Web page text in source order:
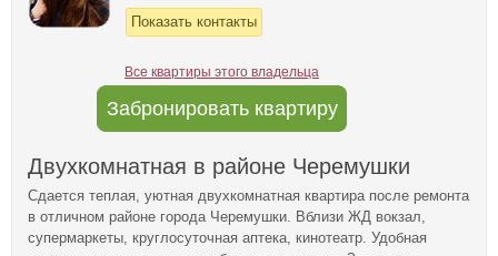
Показать контакты
Все квартиры этого владельца
Забронировать квартиру
Двухкомнатная в районе Черемушки
Сдается теплая, уютная двухкомнатная квартира после ремонта
в отличном районе города Черемушки. Вблизи ЖД вокзал,
супермаркеты, круглосуточная аптека, кинотеатр. Удобная